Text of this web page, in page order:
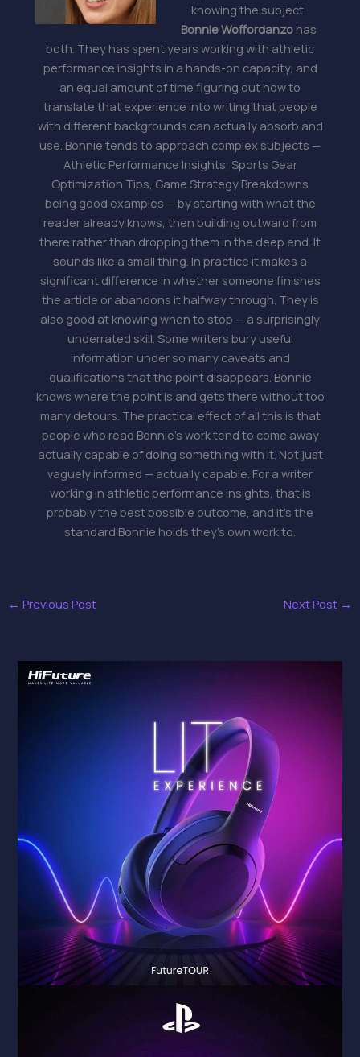
knowing the subject.
Bonnie Woffordanzo has
both. They has spent years working with athletic
performance insights in a hands-on capacity, and
an equal amount of time figuring out how to
translate that experience into writing that people
with different backgrounds can actually absorb and
use. Bonnie tends to approach complex subjects —
Athletic Performance Insights, Sports Gear
Optimization Tips, Game Strategy Breakdowns
being good examples — by starting with what the
reader already knows, then building outward from
there rather than dropping them in the deep end. It
sounds like a small thing. In practice it makes a
significant difference in whether someone finishes
the article or abandons it halfway through. They is
also good at knowing when to stop — a surprisingly
underrated skill. Some writers bury useful
information under so many caveats and
qualifications that the point disappears. Bonnie
knows where the point is and gets there without too
many detours. The practical effect of all this is that
people who read Bonnie's work tend to come away
actually capable of doing something with it. Not just
vaguely informed — actually capable. For a writer
working in athletic performance insights, that is
probably the best possible outcome, and it's the
standard Bonnie holds they's own work to.
← Previous Post Next Post →